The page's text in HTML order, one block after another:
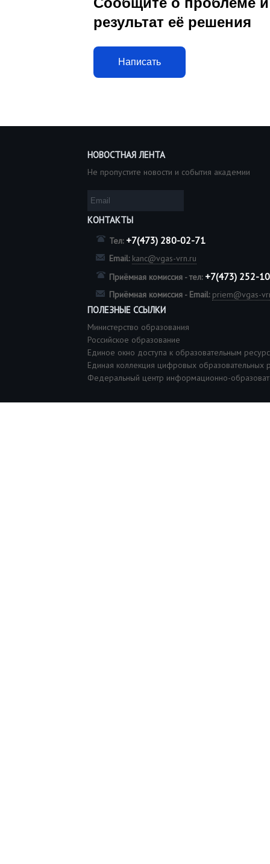
результат её решения
Написать
НОВОСТНАЯ ЛЕНТА
Не пропустите новости и события академии
КОНТАКТЫ
Тел: +7(473) 280-02-71
Email: kanc@vgas-vrn.ru
Приёмная комиссия - тел: +7(473) 252-
Приёмная комиссия - Email: priem@vgas-
ПОЛЕЗНЫЕ ССЫЛКИ
Министерство образования
Российское образование
Единое окно доступа к образовательным
Единая коллекция цифровых образовательных
Федеральный центр информационно-